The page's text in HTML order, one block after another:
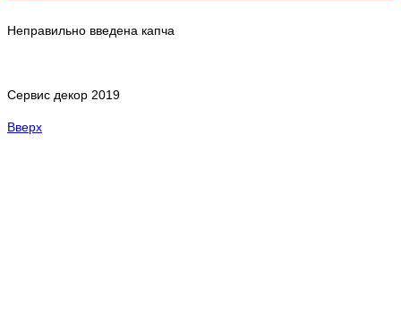
Неправильно введена капча
Сервис декор 2019
Вверх